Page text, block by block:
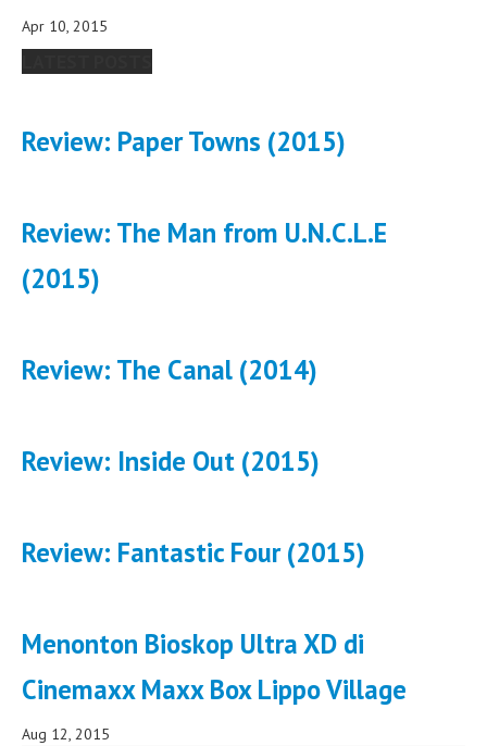
Apr 10, 2015
Review: Paper Towns (2015)
Review: The Man from U.N.C.L.E
(2015)
Review: The Canal (2014)
Review: Inside Out (2015)
Review: Fantastic Four (2015)
Menonton Bioskop Ultra XD di
Cinemaxx Maxx Box Lippo Village
Aug 12, 2015